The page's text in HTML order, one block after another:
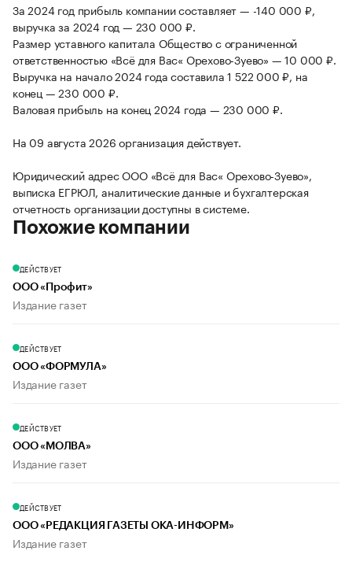
За 2024 год прибыль компании составляет — -140 000 ₽,
выручка за 2024 год — 230 000 ₽.
Размер уставного капитала Общество с ограниченной
ответственностью «Всё для Вас« Орехово-Зуево» — 10 000 ₽.
Выручка на начало 2024 года составила 1 522 000 ₽, на
конец — 230 000 ₽.
Валовая прибыль на конец 2024 года — 230 000 ₽.
На 09 августа 2026 организация действует.
Юридический адрес ООО «Всё для Вас« Орехово-Зуево»,
выписка ЕГРЮЛ, аналитические данные и бухгалтерская
отчетность организации доступны в системе.
Похожие компании
ДЕЙСТВУЕТ
ООО «Профит»
Издание газет
ДЕЙСТВУЕТ
ООО «ФОРМУЛА»
Издание газет
ДЕЙСТВУЕТ
ООО «МОЛВА»
Издание газет
ДЕЙСТВУЕТ
ООО «РЕДАКЦИЯ ГАЗЕТЫ ОКА-ИНФОРМ»
Издание газет